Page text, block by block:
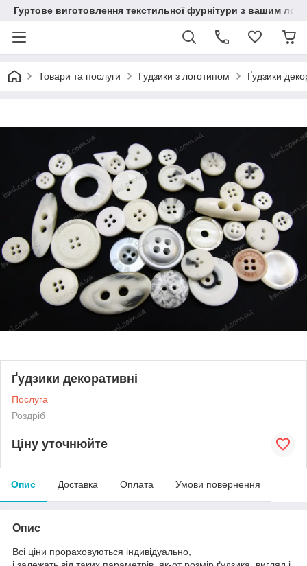
Гуртове виготовлення текстильної фурнітури з вашим
Товари та послуги Гудзики з логотипом Ґудзики
Ґудзики декоративні
Послуга
Роздріб
Ціну уточнюйте
Опис Доставка Оплата Умови повернення
Опис
Всі ціни прораховуються індивідуально,